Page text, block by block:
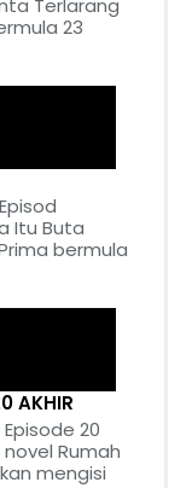
23
Itu Buta
bermula
AKHIR
20
Rumah
mengisi